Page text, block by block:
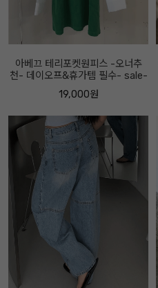
아베끄 테리포켓원피스 -오너추
천- 데이오프&휴가템 필수- sale-
19,000원